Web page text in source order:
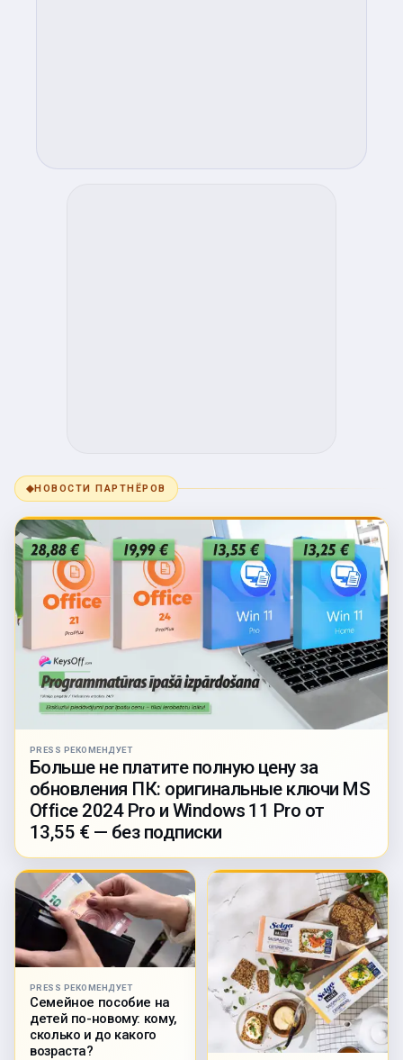
◆НОВОСТИ ПАРТНЁРОВ
PRESS РЕКОМЕНДУЕТ
Больше не платите полную цену за
обновления ПК: оригинальные ключи MS
Office 2024 Pro и Windows 11 Pro от
13,55 € — без подписки
PRESS РЕКОМЕНДУЕТ
Семейное пособие на
детей по-новому: кому,
сколько и до какого
возраста?